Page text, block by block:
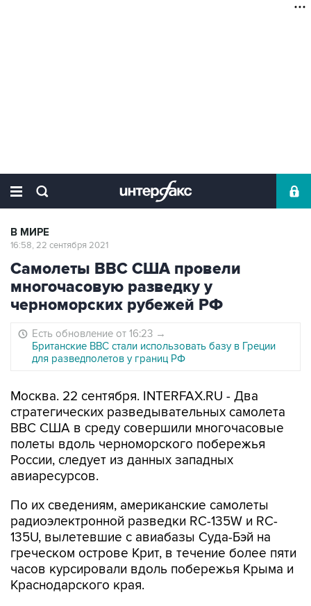
В МИРЕ
16:58, 22 сентября 2021
Самолеты ВВС США провели
многочасовую разведку у
черноморских рубежей РФ
Есть обновление от 16:23 →
Британские ВВС стали использовать базу в Греции
для разведполетов у границ РФ
Москва. 22 сентября. INTERFAX.RU - Два
стратегических разведывательных самолета
ВВС США в среду совершили многочасовые
полеты вдоль черноморского побережья
России, следует из данных западных
авиаресурсов.
По их сведениям, американские самолеты
радиоэлектронной разведки RC-135W и RC-
135U, вылетевшие с авиабазы Суда-Бэй на
греческом острове Крит, в течение более пяти
часов курсировали вдоль побережья Крыма и
Краснодарского края.